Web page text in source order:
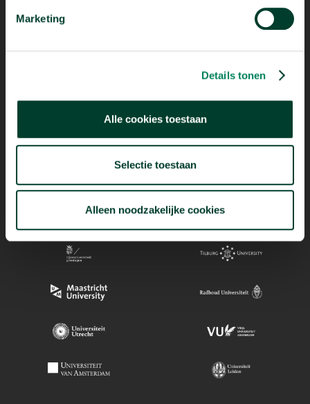
Marketing
Details tonen
Alle cookies toestaan
Selectie toestaan
Alleen noodzakelijke cookies
Mogelijk dankzij